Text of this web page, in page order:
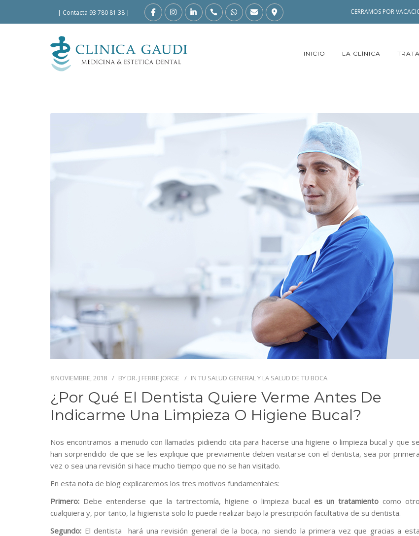
| Contacta 93 780 81 38 | CERRAMOS POR
INICIO LA CLÍNICA
8 NOVIEMBRE, 2018 BY DR. J FERRE JORGE IN TU SALUD GENERAL Y LA SALUD DE TU BOCA
¿Por Qué El Dentista Quiere Verme Antes De
Indicarme Una Limpieza O Higiene Bucal?
Nos encontramos a menudo con llamadas pidiendo cita para hacerse una higiene o limpieza bucal y que se
han sorprendido de que se les explique que previamente deben visitarse con el dentista, sea por primera
vez o sea una revisión si hace mucho tiempo que no se han visitado.
En esta nota de blog explicaremos los tres motivos fundamentales:
Primero: Debe entenderse que la tartrectomía, higiene o limpieza bucal es un tratamiento como otro
cualquiera y, por tanto, la higienista solo lo puede realizar bajo la prescripción facultativa de su dentista.
Segundo: El dentista hará una revisión general de la boca, no siendo la primera vez que gracias a esta